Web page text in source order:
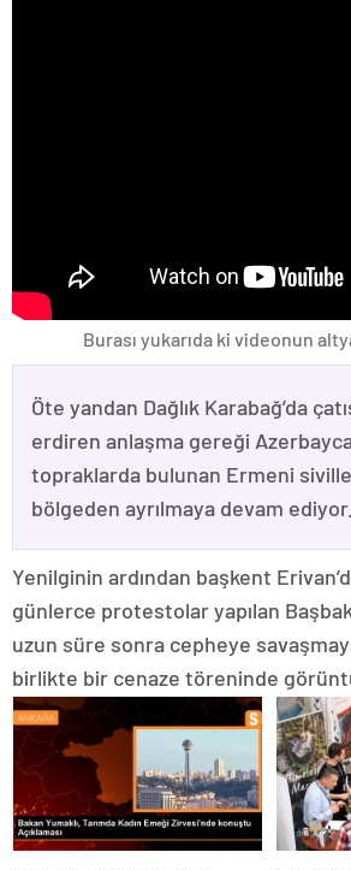
Burası yukarıda ki videonun
Öte yandan Dağlık Karabağ’da
erdiren anlaşma gereği
topraklarda bulunan Ermeni
bölgeden ayrılmaya devam ediyor.
Yenilginin ardından başkent
günlerce protestolar yapılan
uzun süre sonra cepheye
birlikte bir cenaze töreninde